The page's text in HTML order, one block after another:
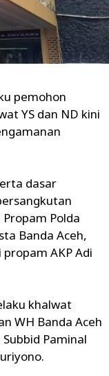
pemohon
YS dan ND kini
dasar
Polda
Banda Aceh,
AKP Adi
khalwat
WH Banda Aceh
Paminal